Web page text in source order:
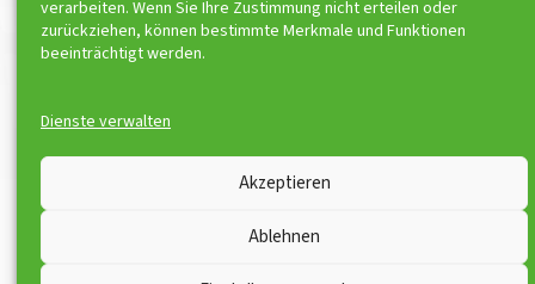
verarbeiten. Wenn Sie Ihre Zustimmung nicht erteilen oder
zurückziehen, können bestimmte Merkmale und Funktionen
beeinträchtigt werden.
Dienste verwalten
Akzeptieren
Ablehnen
Disclaimer